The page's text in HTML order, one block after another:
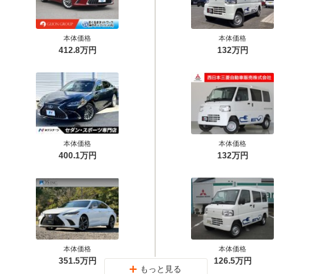
本体価格
412.8万円
本体価格
400.1万円
本体価格
351.5万円
本体価格
132万円
本体価格
132万円
本体価格
126.5万円
もっと見る